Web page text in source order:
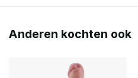
Anderen kochten ook